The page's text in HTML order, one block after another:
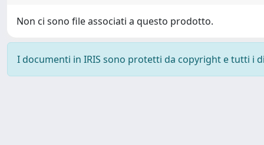
Non ci sono file associati a questo prodotto.
I documenti in IRIS sono protetti da copyright e tutti i